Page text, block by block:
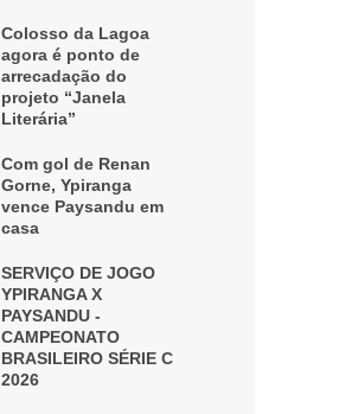
Colosso da Lagoa
agora é ponto de
arrecadação do
projeto “Janela
Literária”
Com gol de Renan
Gorne, Ypiranga
vence Paysandu em
casa
SERVIÇO DE JOGO
YPIRANGA X
PAYSANDU -
CAMPEONATO
BRASILEIRO SÉRIE C
2026